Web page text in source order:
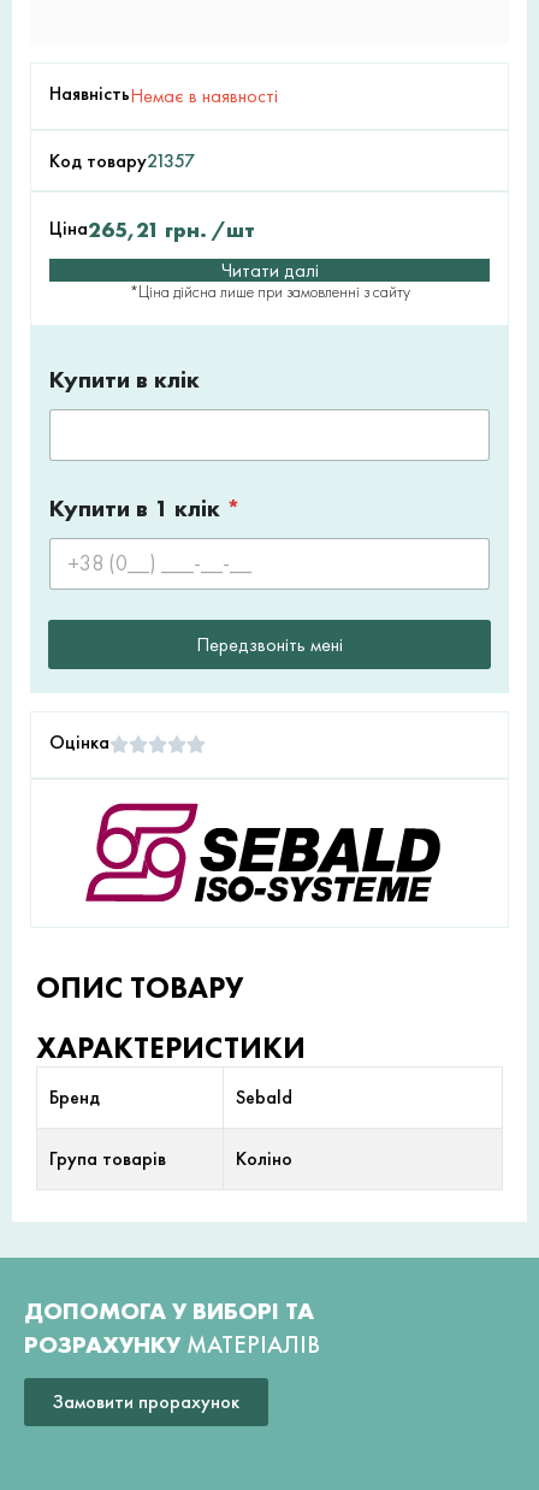
НаявністьНемає в наявності
Код товару21357
Ціна265,21 грн. /шт
Читати далі
*Ціна дійсна лише при замовленні з сайту
Купити в клік
Купити в 1 клік *
Передзвоніть мені
Оцінка
ОПИС ТОВАРУ
ХАРАКТЕРИСТИКИ
Бренд Sebald
Група товарів Коліно
ДОПОМОГА У ВИБОРІ ТА
РОЗРАХУНКУ МАТЕРІАЛІВ
Замовити прорахунок